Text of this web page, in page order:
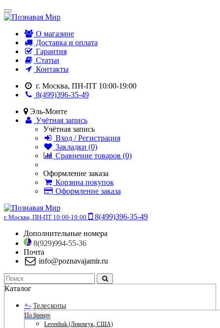
О магазине
Доставка и оплата
Гарантия
Статьи
Контакты
г. Москва, ПН-ПТ 10:00-19:00
8(499)396-35-49
Эль-Монте
Учётная запись
Учётная запись
Вход / Регистрация
Закладки (0)
Сравнение товаров (0)
Оформление заказа
Корзина покупок
Оформление заказа
г. Москва, ПН-ПТ 10:00-19:00
8(499)396-35-49
Дополнительные номера
8(929)994-55-36
Почта
info@poznavajamir.ru
Каталог
+- Телескопы
По бренду
Levenhuk (Левенгук, США)